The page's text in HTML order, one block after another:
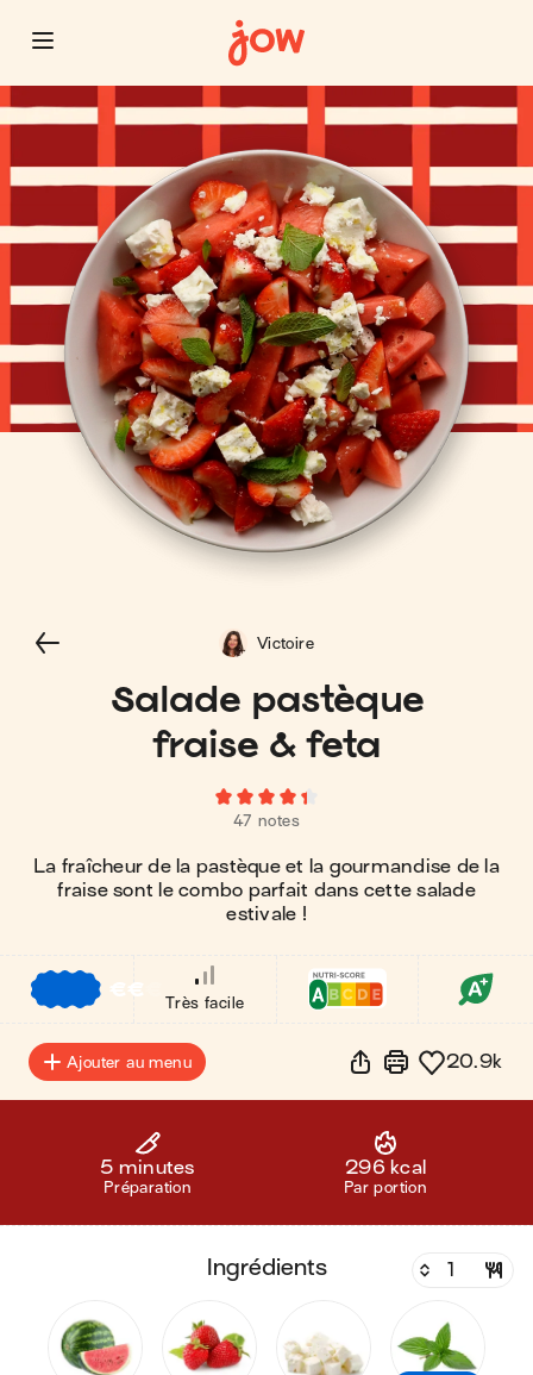
Salade pastèque
fraise & feta
47 notes
La fraîcheur de la pastèque et la gourmandise de la
fraise sont le combo parfait dans cette salade
estivale !
Victoire
€€
Très facile
Ajouter au menu 20.9k
5 minutes
Préparation
296 kcal
Par portion
ingrédients